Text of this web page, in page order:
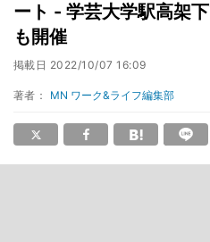
ート - 学芸大学駅高架
も開催
掲載日 2022/10/07 16:09
著者： MN ワーク&ライフ編集部